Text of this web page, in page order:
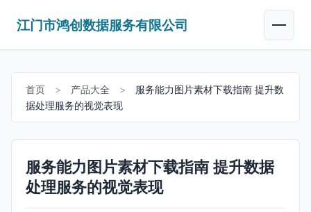
江门市鸿创数据服务有限公司
首页 > 产品大全 >
服务能力图片素材下载指南 提升数
据处理服务的视觉表现
服务能力图片素材下载指南 提升数据
处理服务的视觉表现